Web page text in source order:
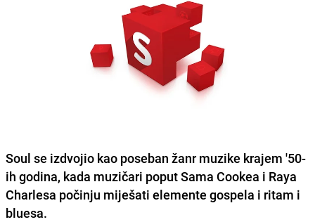
Soul se izdvojio kao poseban žanr muzike krajem '50-
ih godina, kada muzičari poputSama Cookea i Raya
Charlesa počinju miješati elemente gospela i ritam i
bluesa.